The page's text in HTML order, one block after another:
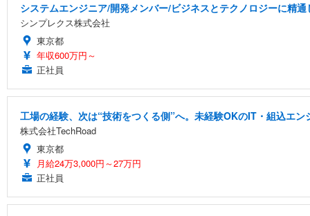
システムエンジニア/開発メンバー/ビジネスとテクノロジーに精
シンプレクス株式会社
東京都
年収600万円～
正社員
工場の経験、次は“技術をつくる側”へ。未経験OKのIT・組込エ
株式会社TechRoad
東京都
月給24万3,000円～27万円
正社員